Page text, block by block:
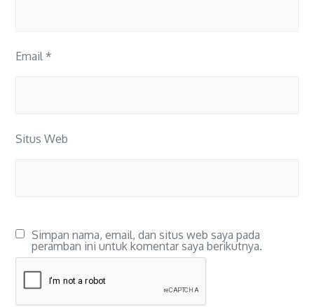
Email *
Situs Web
Simpan nama, email, dan situs web saya pada
peramban ini untuk komentar saya berikutnya.